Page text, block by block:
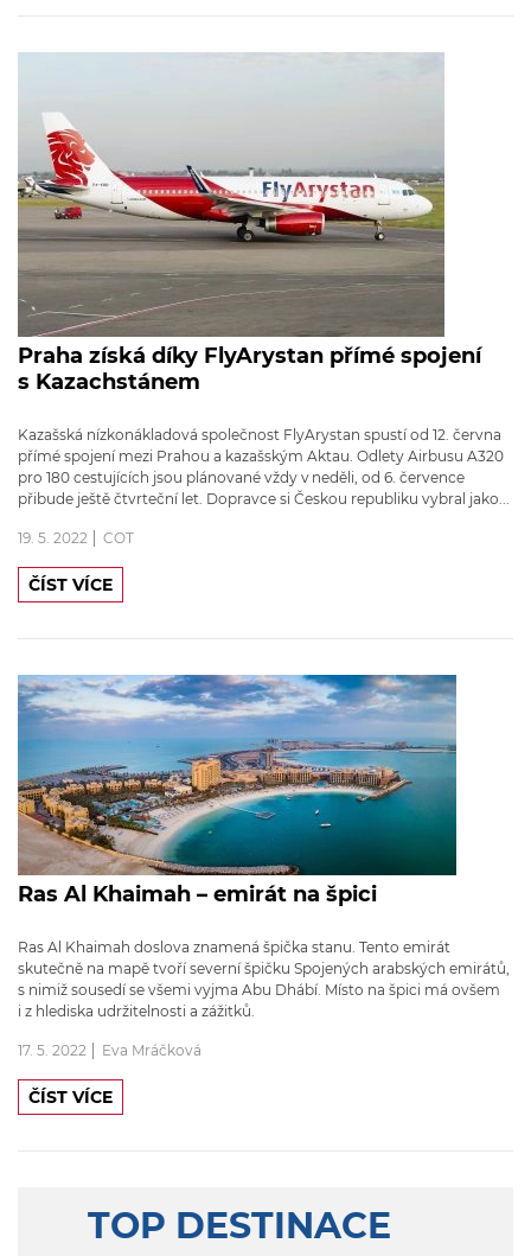
Praha získá díky FlyArystan přímé spojení
s Kazachstánem
Kazašská nízkonákladová společnost FlyArystan spustí od 12. června
přímé spojení mezi Prahou a kazašským Aktau. Odlety Airbusu A320
pro 180 cestujících jsou plánované vždy v neděli, od 6. července
přibude ještě čtvrteční let. Dopravce si Českou republiku vybral jako...
19. 5. 2022 COT
ČÍST VÍCE
Ras Al Khaimah – emirát na špici
Ras Al Khaimah doslova znamená špička stanu. Tento emirát
skutečně na mapě tvoří severní špičku Spojených arabských emirátů,
s nimiž sousedí se všemi vyjma Abu Dhábí. Místo na špici má ovšem
i z hlediska udržitelnosti a zážitků.
17. 5. 2022 Eva Mráčková
ČÍST VÍCE
TOP DESTINACE